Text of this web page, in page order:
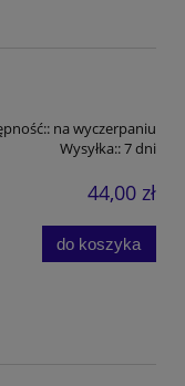
na wyczerpaniu
Wysyłka::7 dni
44,00 zł
do koszyka